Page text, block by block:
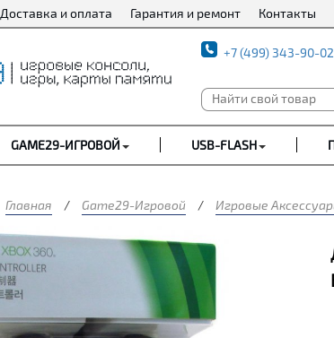
Доставка и оплата Гарантия и ремонт Контакты
+7 (499) 343-90-02
GAME29-ИГРОВОЙ USB-FLASH
Главная / Game29-Игровой / Игровые